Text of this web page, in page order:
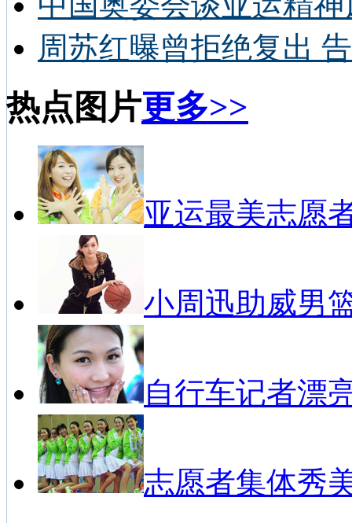
周苏红曝曾拒绝复出
热点图片更多>>
亚运最美志愿
小周迅助威男
自行车记者漂
志愿者集体秀